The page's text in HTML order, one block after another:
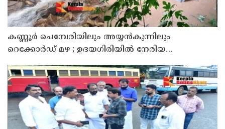
കണ്ണൂർ ചെമ്പേരിയിലും അയ്യൻകുന്നിലും
റെക്കോർഡ് മഴ ; ഉദയഗിരിയിൽ നേരിയ